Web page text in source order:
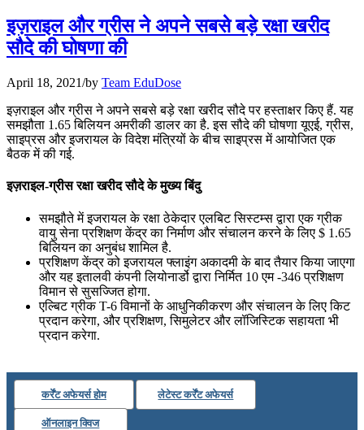
📝 डेली करेंट अफेयर्स: 25-27 जुलाई 2026
📝 डेली करेंट अफेयर्स: 22-24 जुलाई 2026
July 22, 2026
📝 डेली करेंट अफेयर्स: 19-21 जुलाई 2026
July 19, 2026
📝 डेली करेंट अफेयर्स: 16-18 जुलाई 2026
इज़राइल और ग्रीस ने अपने सबसे बड़े रक्षा खरीद
सौदे की घोषणा की
April 18, 2021/by Team EduDose
इज़राइल और ग्रीस ने अपने सबसे बड़े रक्षा खरीद सौदे पर हस्ताक्षर किए हैं. यह
समझौता 1.65 बिलियन अमरीकी डालर का है. इस सौदे की घोषणा यूएई, ग्रीस,
साइप्रस और इजरायल के विदेश मंत्रियों के बीच साइप्रस में आयोजित एक
बैठक में की गई.
इज़राइल-ग्रीस रक्षा खरीद सौदे के मुख्य बिंदु
समझौते में इजरायल के रक्षा ठेकेदार एलबिट सिस्टम्स द्वारा एक ग्रीक
वायु सेना प्रशिक्षण केंद्र का निर्माण और संचालन करने के लिए $ 1.65
बिलियन का अनुबंध शामिल है.
प्रशिक्षण केंद्र को इजरायल फ्लाइंग अकादमी के बाद तैयार किया जाएगा
और यह इतालवी कंपनी लियोनार्डो द्वारा निर्मित 10 एम -346 प्रशिक्षण
विमान से सुसज्जित होगा.
एल्बिट ग्रीक T-6 विमानों के आधुनिकीकरण और संचालन के लिए किट
प्रदान करेगा, और प्रशिक्षण, सिमुलेटर और लॉजिस्टिक सहायता भी
प्रदान करेगा.
कर्रेंट अफेयर्स होम लेटेस्ट कर्रेंट अफेयर्स
ऑनलाइन क्विज